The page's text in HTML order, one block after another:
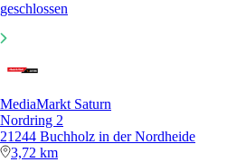
geschlossen
MediaMarkt Saturn
Nordring 2
21244 Buchholz in der Nordheide
3,72 km